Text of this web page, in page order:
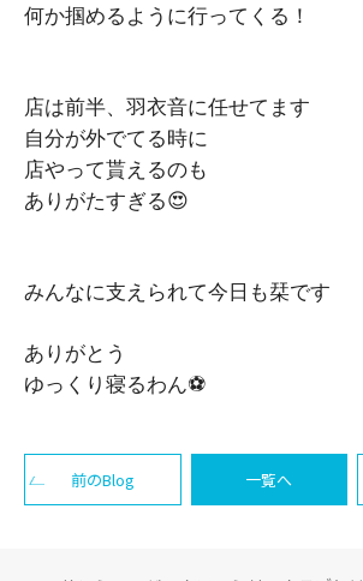
何か掴めるように行ってくる！
店は前半、羽衣音に任せてます
自分が外でてる時に
店やって貰えるのも
ありがたすぎる😍
みんなに支えられて今日も栞です
ありがとう
ゆっくり寝るわん⚽️
前のBlog 一覧へ